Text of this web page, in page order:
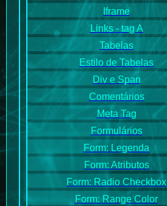
Iframe
Links - tag A
Tabelas
Estilo de Tabelas
Div e Span
Comentários
Meta Tag
Formulários
Form: Legenda
Form: Atributos
Form: Radio Checkbox
Form: Range Color